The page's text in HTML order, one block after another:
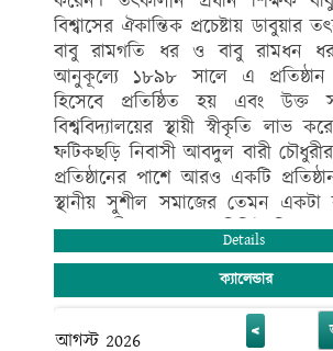
পেছনে যাদের অবদান সংশ্লিষ্ট জনকে
অশেষ ধন্যবাদ ও কৃতজ্ঞতা জানাই।
এলাকার গণ্যমান্য ব্যক্তিগণের ইতিবাচক
শিক্ষকমন্ডলীর একনিষ্ঠ প্রচেষ্টায় প্রতিবছর
কৃতিত্বপূর্ণ ফলাফল অর্জন করে
শিক্ষামন্ত্রনালয় কর্তৃক রাউজান উপজেলার
নির্বাচিত হওয়ার গৌরব অর্জন করে।
বিকাশ ও মানবিক গুণের উন্মেষ ঘটিয়ে
যেমন শিক্ষক ও শিক্ষার্থীর ভূমিকা থাকে,
ভূমিকাও অনস্বীকার্য। কারণ শিক্ষার
শিক্ষিকা ও অভিভাবক ” ত্রি-বিধ-সেতু বন্ধন
পরিশেষে, সম্মানিত অভিভাবকগণের
সন্তানকে সুশিক্ষিত, সুনাগরিক, ও
তোলার আমাদের দৃঢ় প্রত্যয়ে আপনার
বিশ্বাসের ঐকান্তিক প্রচেষ্টায় ডাবুয়ার
বাবু রামগতি ধর ও বাবু রামধন
আনুকূল্যে ১৮৯৮ সালে এ প্রতিষ্ঠান
হিসেবে প্রতিষ্ঠিত হয় এবং উক্ত
বিশ্ববিদ্যালয়ের স্থায়ী স্বীকৃতি লাভ
ফটিকছড়ি নিবাসী আবদুল বারী
প্রতিষ্ঠানের পাশে আরও একটি
স্থানীয় সুশীল সমাজের তেমন একটা
ফলে স্থানীয় জনগণ ও বিশিষ্ট
আবুল কাশেম বি,এল এবং বাবু
মহোদয়ের আন্তরিক প্রচেষ্টায় উভয়
করে রাউজান-রামগতি-রামধন-
উচ্চ বিদ্যালয় সংক্ষেপে রাউজান
Details
ক্যালেন্ডার
আগস্ট 2026 <